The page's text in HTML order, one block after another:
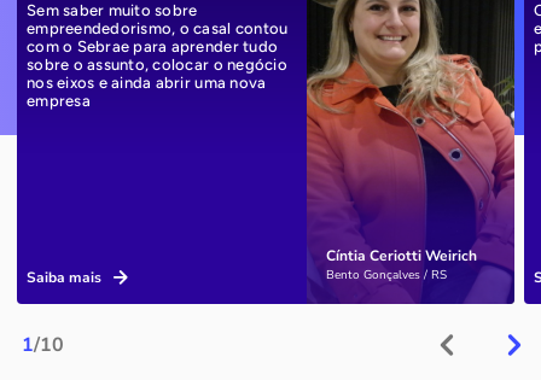
1/10
Cíntia Ceriotti Weirich
Bento Gonçalves / RS
Sem saber muito sobre
empreendedorismo, o casal contou
com o Sebrae para aprender tudo
sobre o assunto, colocar o negócio
nos eixos e ainda abrir uma nova
empresa
Saiba mais